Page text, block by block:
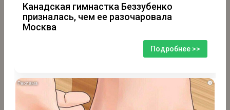
Канадская гимнастка Беззубенко
призналась, чем ее разочаровала
Москва
Подробнее >>
i